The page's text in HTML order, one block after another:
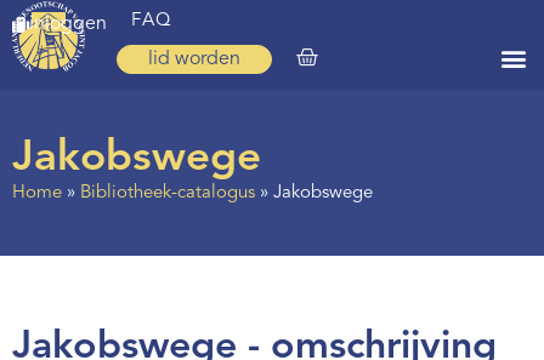
inloggen FAQ
lid worden
Zoeken
Jakobswege
Home » Bibliotheek-catalogus » Jakobswege
Jakobswege - omschrijving